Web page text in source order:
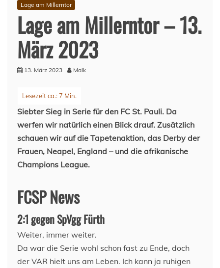
Lage am Millerntor
Lage am Millerntor – 13.
März 2023
13. März 2023 Maik
Siebter Sieg in Serie für den FC St. Pauli. Da
werfen wir natürlich einen Blick drauf. Zusätzlich
schauen wir auf die Tapetenaktion, das Derby der
Frauen, Neapel, England – und die afrikanische
Champions League.
FCSP News
2:1 gegen SpVgg Fürth
Weiter, immer weiter.
Da war die Serie wohl schon fast zu Ende, doch
der VAR hielt uns am Leben. Ich kann ja ruhigen